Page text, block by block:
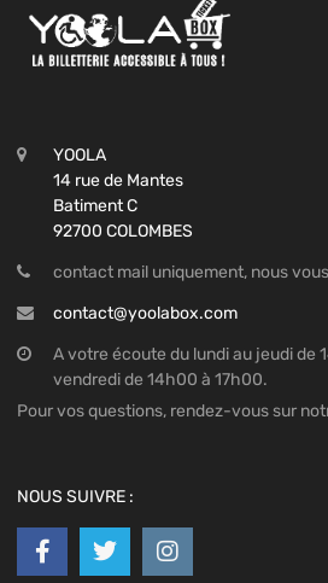
YOOLA
14 rue de Mantes
Batiment C
92700 COLOMBES
contact mail uniquement, nous
contact@yoolabox.com
A votre écoute du lundi au jeudi de
vendredi de 14h00 à 17h00.
Pour vos questions, rendez-vous sur
NOUS SUIVRE :